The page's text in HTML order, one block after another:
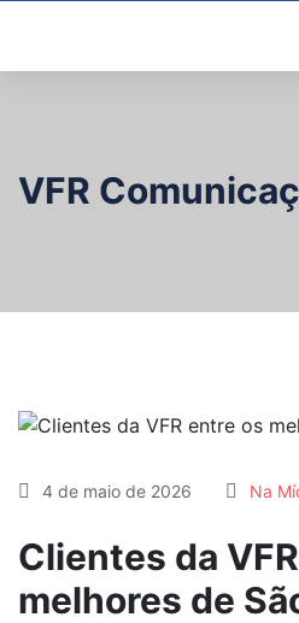
VFR
4 de maio de 2026 Na
Clientes da
melhores de